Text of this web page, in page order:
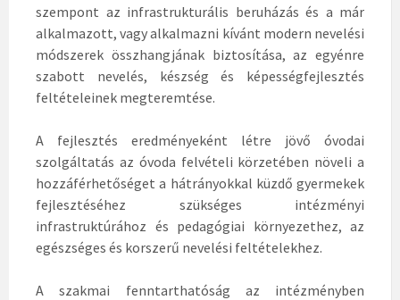
szempont az infrastrukturális beruházás és a már
alkalmazott, vagy alkalmazni kívánt modern nevelési
módszerek összhangjának biztosítása, az egyénre
szabott nevelés, készség és képességfejlesztés
feltételeinek megteremtése.
A fejlesztés eredményeként létre jövő óvodai
szolgáltatás az óvoda felvételi körzetében növeli a
hozzáférhetőséget a hátrányokkal küzdő gyermekek
fejlesztéséhez szükséges intézményi
infrastruktúrához és pedagógiai környezethez, az
egészséges és korszerű nevelési feltételekhez.
A szakmai fenntarthatóság az intézményben